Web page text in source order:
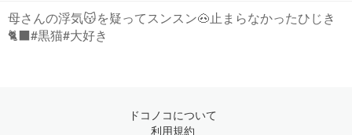
母さんの浮気😽を疑ってスンスン🐽止まらなかったひじき
🐈‍⬛#黒猫#大好き
ドコノコについて
利用規約